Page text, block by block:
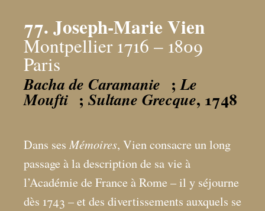
77. Joseph-Marie Vien
Montpellier 1716 – 1809
Paris
Bacha de Caramanie ;Le
Moufti ; Sultane Grecque, 1748
Dans ses Mémoires, Vien consacre un long
passage à la description de sa vie à
l’Académie de France à Rome – il y séjourne
dès 1743 – et des divertissements auxquels se